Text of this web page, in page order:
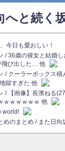
へと続く
今日も愛おしい！
/ 36歳の彼女と結婚
飛び出した… 他
/ クーラーボックス
獄すぎた 他
/ 【画像】長濱ねる
ｗｗｗｗｗｗ 他
world!
めのまとめ / また日向